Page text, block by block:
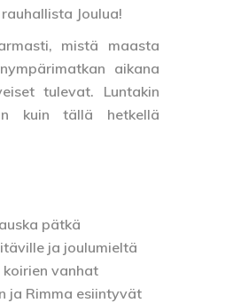
Joulua!
mistä maasta
aikana
tulevat. Luntakin
kuin tällä hetkellä
pätkä
ja joulumieltä
koirien vanhat
ja Rimma esiintyvät